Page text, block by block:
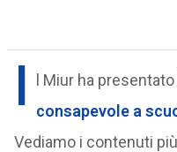
I l Miur ha presentato
consapevole a
Vediamo i contenuti